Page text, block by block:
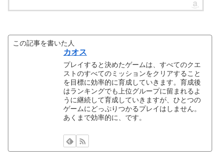
この記事を書いた人
カオス
プレイすると決めたゲームは、すべてのクエ
ストのすべてのミッションをクリアすること
を目標に効率的に育成していきます。育成後
はランキングでも上位グループに留まれるよ
うに継続して育成していきますが、ひとつの
ゲームにどっぷりつかるプレイはしません。
あくまで効率的に、です。